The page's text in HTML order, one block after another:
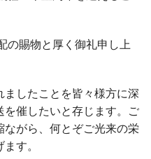
の賜物と厚く御礼申し上
したことを皆々様方に深
を催したいと存じます。ご
ながら、何とぞご光来の栄
す。